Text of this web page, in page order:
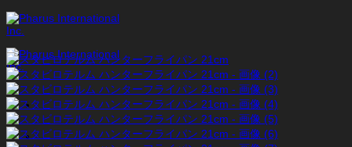
Skip
to
content